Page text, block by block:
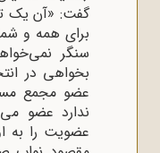
گفت: «آن یک
برای همه و
سنگر
بخواهی در
عضو مجمع
ندارد عضو
عضویت را به